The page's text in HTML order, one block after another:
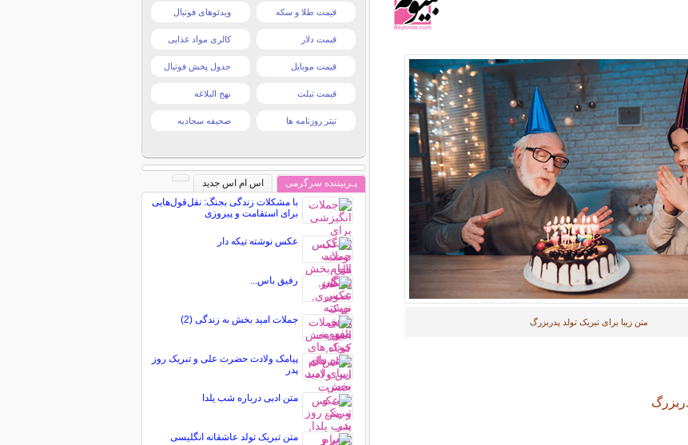
متن زیبا برای تبریک تولد پدربزرگ
قیمت طلا و سکه ویدئوهای فوتبال
قیمت دلار کالری مواد غذایی
قیمت موبایل جدول پخش فوتبال
قیمت تبلت نهج البلاغه
تیتر روزنامه ها صحیفه سجادیه
پـربیننده سرگرمی
اس ام اس جدید
با مشکلات زندگی بجنگ: نقل‌قول‌هایی
برای استقامت و پیروزی
عکس نوشته تیکه دار
رفیق باس...
جملات امید بخش به زندگی (2)
پیامک ولادت حضرت علی و تبریک روز
پدر
متن ادبی درباره شب یلدا
متن تبریک تولد عاشقانه انگلیسی